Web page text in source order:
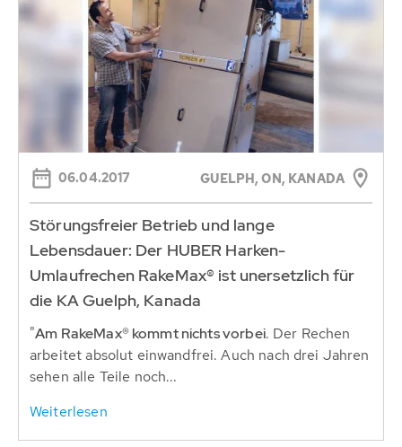
06.04.2017 GUELPH, ON, KANADA
Störungsfreier Betrieb und lange
Lebensdauer: Der HUBER Harken-
Umlaufrechen RakeMax® ist unersetzlich für
die KA Guelph, Kanada
"Am RakeMax® kommt nichts vorbei. Der Rechen
arbeitet absolut einwandfrei. Auch nach drei Jahren
sehen alle Teile noch...
Weiterlesen